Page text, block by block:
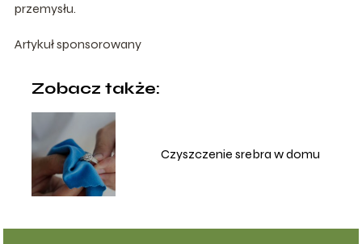
przemysłu.
Artykuł sponsorowany
Zobacz także:
Czyszczenie srebra w domu